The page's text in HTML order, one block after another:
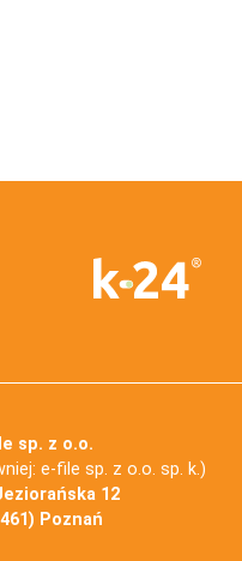
sp. z o.o.
e-file sp. z o.o. sp. k.)
12
Poznań